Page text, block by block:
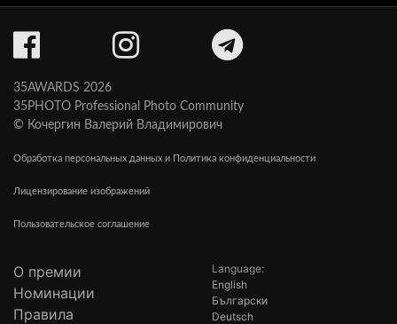
35AWARDS 2026
35PHOTO Professional Photo Community
© Кочергин Валерий Владимирович
Обработка персональных данных и Политика конфиденциальности
Лицензирование изображений
Пользовательское соглашение
О премии
Номинации
Правила
Language:
English
Български
Deutsch